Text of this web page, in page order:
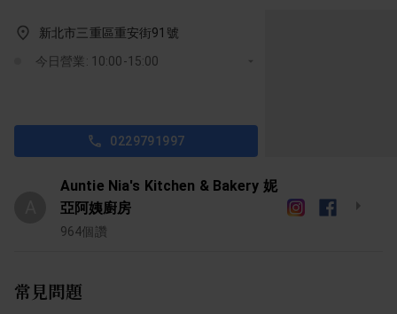
新北市三重區重安街91號
今日營業: 10:00-15:00
0229791997
Auntie Nia's Kitchen & Bakery 妮
亞阿姨廚房
964個讚
常見問題